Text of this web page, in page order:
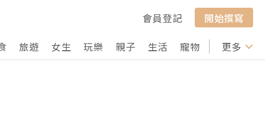
會員登記
開始撰寫
旅遊 女生 玩樂 親子 生活 寵物 行山 打卡
更多